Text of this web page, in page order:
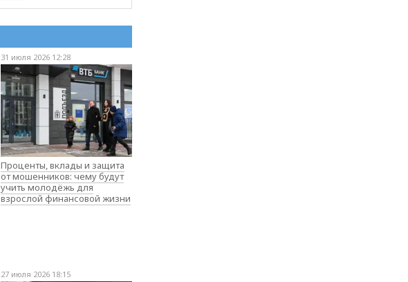
31 июля 2026 12:28
Проценты, вклады и защита
от мошенников: чему будут
учить молодёжь для
взрослой финансовой жизни
27 июля 2026 18:15